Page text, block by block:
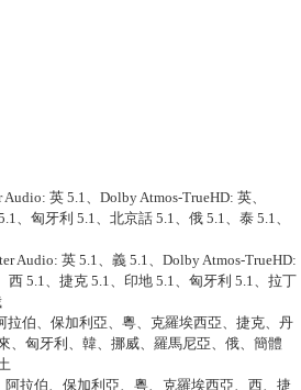
英 5.1、Dolby Atmos-TrueHD: 英、
、匈牙利 5.1、北京話 5.1、俄 5.1、泰 5.1、
英 5.1、義 5.1、Dolby Atmos-TrueHD:
5.1、捷克 5.1、印地 5.1、匈牙利 5.1、拉丁
伯、保加利亞、粵、克羅埃西亞、捷克、丹
、匈牙利、韓、挪威、羅馬尼亞、俄、簡體
、保加利亞、粵、克羅埃西亞、西、捷